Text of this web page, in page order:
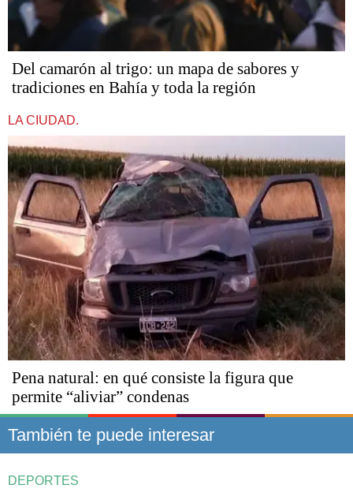
Del camarón al trigo: un mapa de sabores y
tradiciones en Bahía y toda la región
LA CIUDAD.
Pena natural: en qué consiste la figura que
permite “aliviar” condenas
También te puede interesar
DEPORTES